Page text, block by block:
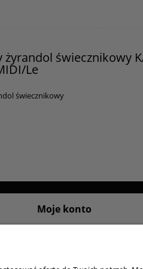
żyrandol świecznikowy
Le
świecznikowy
Moje konto